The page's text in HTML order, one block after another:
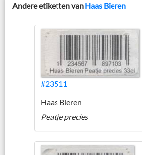
Andere etiketten van Haas Bieren
#23511
Haas Bieren
Peatje precies